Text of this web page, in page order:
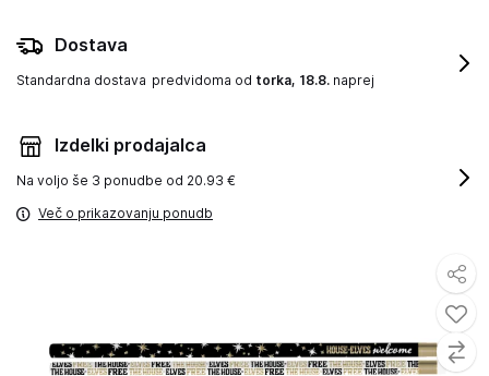
Dostava
Standardna dostava predvidoma od torka, 18.8. naprej
Izdelki prodajalca
Na voljo še 3 ponudbe od 20.93 €
Več o prikazovanju ponudb